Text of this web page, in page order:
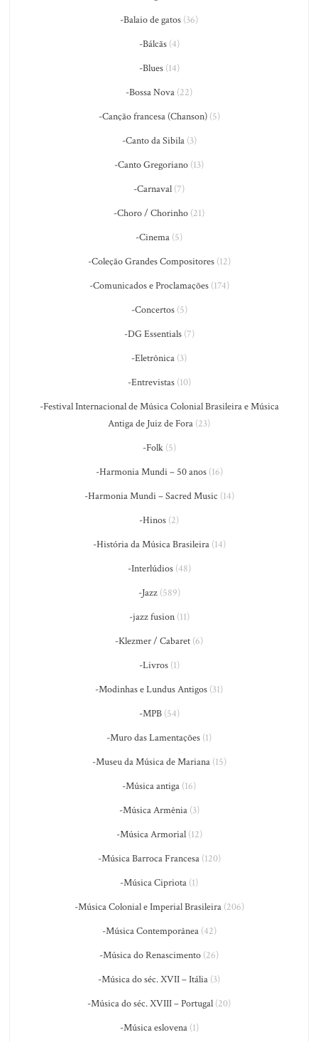
-Balaio de gatos (36)
-Bálcãs(4)
-Blues(14)
-Bossa Nova (22)
-Canção francesa (Chanson)(5)
-Canto da Sibila(3)
-Canto Gregoriano (13)
-Carnaval (7)
-Choro / Chorinho (21)
-Cinema (5)
-Coleção Grandes Compositores(12)
-Comunicados e Proclamações(174)
-Concertos(5)
-DG Essentials(7)
-Eletrônica (3)
-Entrevistas(10)
-Festival Internacional de Música Colonial Brasileira e Música
Antiga de Juiz de Fora (23)
-Folk(5)
-Harmonia Mundi – 50 anos(16)
-Harmonia Mundi – Sacred Music (14)
-Hinos (2)
-História da Música Brasileira(14)
-Interlúdios(48)
-Jazz(589)
-jazz fusion(11)
-Klezmer / Cabaret (6)
-Livros(1)
-Modinhas e Lundus Antigos (31)
-MPB(54)
-Muro das Lamentações (1)
-Museu da Música de Mariana(15)
-Música antiga (16)
-Música Armênia(3)
-Música Armorial(12)
-Música Barroca Francesa(120)
-Música Cipriota (1)
-Música Colonial e Imperial Brasileira(206)
-Música Contemporânea(42)
-Música do Renascimento (26)
-Música do séc. XVII – Itália (3)
-Música do séc. XVIII – Portugal (20)
-Música eslovena(1)